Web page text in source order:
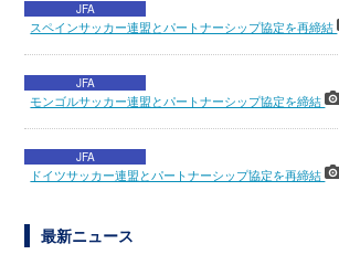
JFA
スペインサッカー連盟とパートナーシップ協定を再締結
JFA
モンゴルサッカー連盟とパートナーシップ協定を締結
JFA
ドイツサッカー連盟とパートナーシップ協定を再締結
最新ニュース